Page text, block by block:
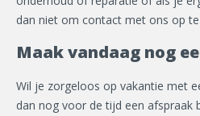
dan niet om contact met ons op
Maak vandaag nog
Wil je zorgeloos op vakantie met
dan nog voor de tijd een afspraak